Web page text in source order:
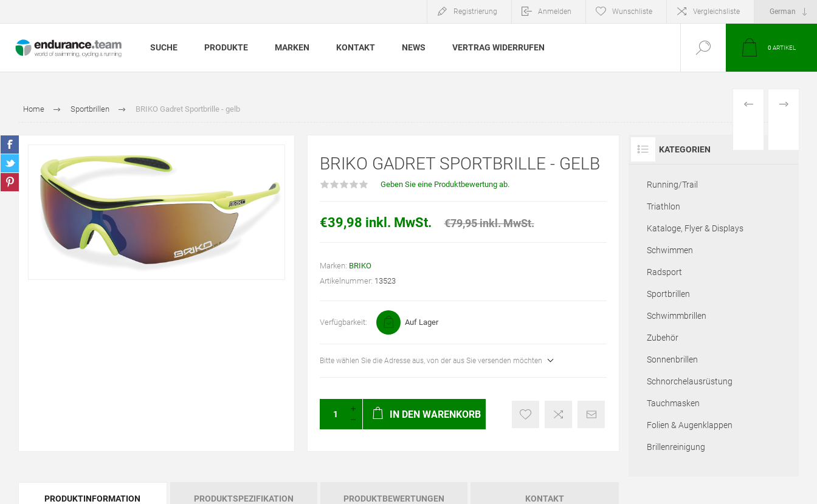
Registrierung Anmelden Wunschliste Vergleichsliste
SUCHE PRODUKTE MARKEN KONTAKT NEWS VERTRAG WIDERRUFEN 0 ARTIKEL
Home Sportbrillen BRIKO Gadret Sportbrille - gelb VORHERIGES
BRIKO GADRET SPORTBRILLE - GELB
Geben Sie eine Produktbewertung ab.
€39,98 inkl. MwSt. €79,95 inkl. MwSt.
Marken: BRIKO
Artikelnummer: 13523
Verfügbarkeit: Auf Lager
Bitte wählen Sie die Adresse aus, von der aus Sie versenden möchten
IN DEN WARENKORB
PRODUKTINFORMATION PRODUKTSPEZIFIKATION PRODUKTBEWERTUNGEN KONTAKT
KATEGORIEN
Running/Trail
Triathlon
Kataloge, Flyer & Displays
Schwimmen
Radsport
Sportbrillen
Schwimmbrillen
Zubehör
Sonnenbrillen
Schnorchelausrüstung
Tauchmasken
Folien & Augenklappen
Brillenreinigung